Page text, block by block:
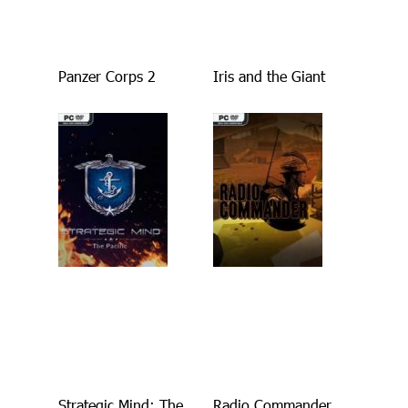
Panzer Corps 2 Iris and the Giant